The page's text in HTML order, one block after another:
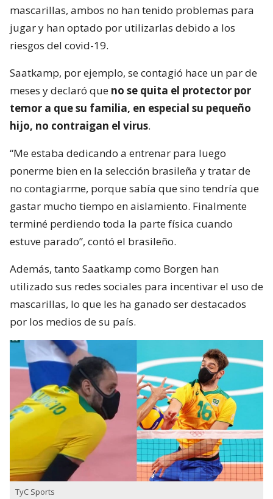
mascarillas, ambos no han tenido problemas para
jugar y han optado por utilizarlas debido a los
riesgos del covid-19.
Saatkamp, por ejemplo, se contagió hace un par de
meses y declaró que no se quita el protector por
temor a que su familia, en especial su pequeño
hijo, no contraigan el virus.
“Me estaba dedicando a entrenar para luego
ponerme bien en la selección brasileña y tratar de
no contagiarme, porque sabía que sino tendría que
gastar mucho tiempo en aislamiento. Finalmente
terminé perdiendo toda la parte física cuando
estuve parado”, contó el brasileño.
Además, tanto Saatkamp como Borgen han
utilizado sus redes sociales para incentivar el uso de
mascarillas, lo que les ha ganado ser destacados
por los medios de su país.
TyC Sports